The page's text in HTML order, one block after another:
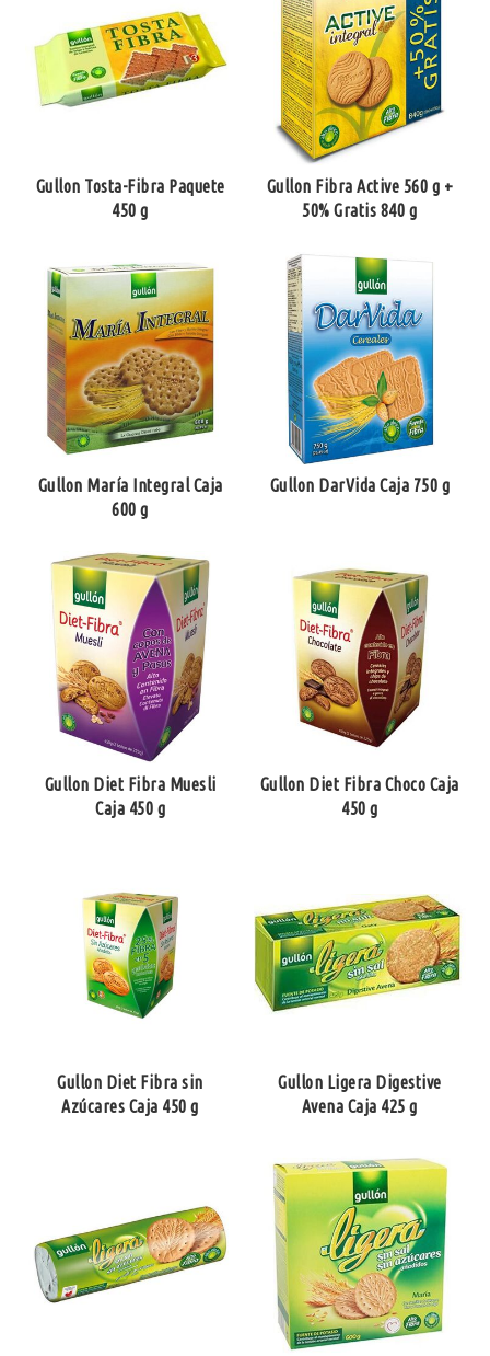
Gullon Tosta-Fibra Paquete
450 g
Gullon Fibra Active 560 g +
50% Gratis 840 g
Gullon María Integral Caja
600 g
Gullon DarVida Caja 750 g
Gullon Diet Fibra Muesli
Caja 450 g
Gullon Diet Fibra Choco Caja
450 g
Gullon Diet Fibra sin
Azúcares Caja 450 g
Gullon Ligera Digestive
Avena Caja 425 g